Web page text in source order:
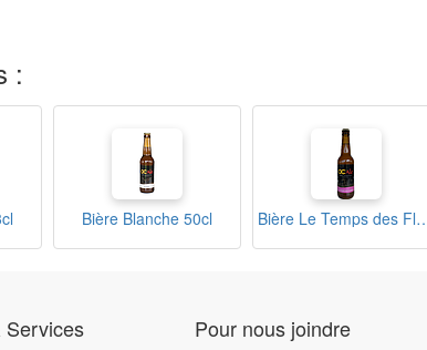
:
Bière Blanche 50cl Bière Le
Services Pour nous joindre